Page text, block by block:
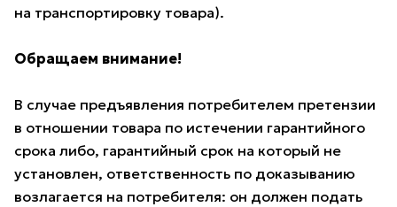
на транспортировку товара).
Обращаем внимание!
В случае предъявления потребителем претензии
в отношении товара по истечении гарантийного
срока либо, гарантийный срок на который не
установлен, ответственность по доказыванию
возлагается на потребителя: он должен подать